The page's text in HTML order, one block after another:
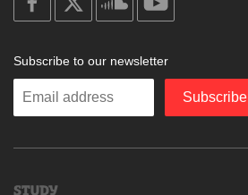
facebook
soundcloud
Subscribe to our newsletter
Enter
Subscribe
Study